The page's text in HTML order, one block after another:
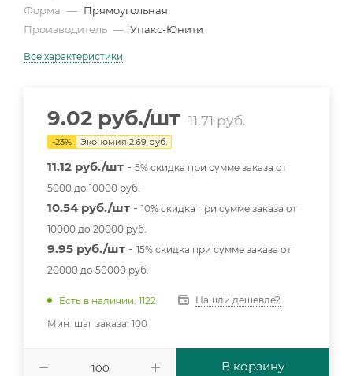
Форма — Прямоугольная
Производитель — Упакс-Юнити
Все характеристики
9.02 руб./шт 11.71руб.
-23% Экономия 2.69 руб.
11.12 руб./шт - 5% скидка при сумме заказа от
5000 до 10000 руб.
10.54 руб./шт - 10% скидка при сумме заказа от
10000 до 20000 руб.
9.95 руб./шт - 15% скидка при сумме заказа от
20000 до 50000 руб.
Есть в наличии: 1122
Нашли дешевле?
Мин. шаг заказа: 100
В корзину